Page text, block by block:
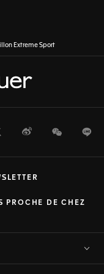
Extreme Sport
TwitterWeiboWeChat
PROCHE DE CHEZ